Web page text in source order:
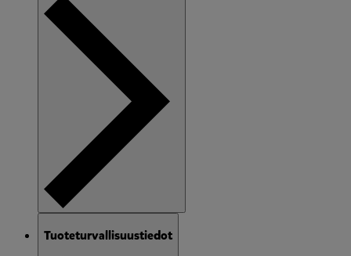
Tuoteturvallisuustiedot